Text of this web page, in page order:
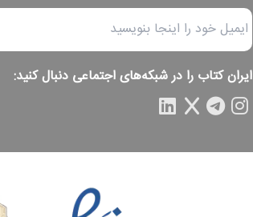
ایران کتاب را در شبکه‌های اجتماعی دنبال کنید: